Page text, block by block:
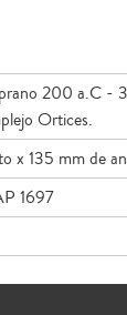
200 a.C
Ortices.
x 135 mm de
1697